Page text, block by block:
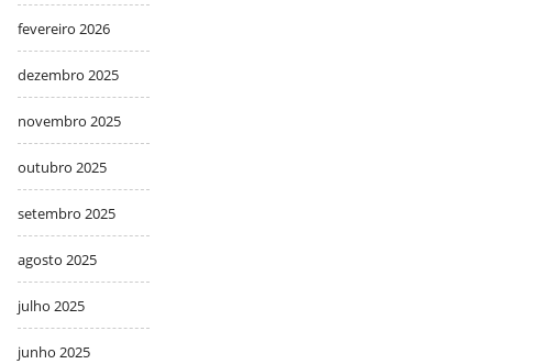
fevereiro 2026
dezembro 2025
novembro 2025
outubro 2025
setembro 2025
agosto 2025
julho 2025
junho 2025